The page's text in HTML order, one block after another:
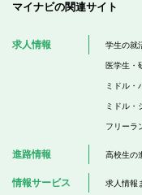
マイナビの関連サイト
求人情報 学生の就
医学生・
ミドル・
ミドル・
フリーラ
進路情報 高校生の
情報サービス 求人情報